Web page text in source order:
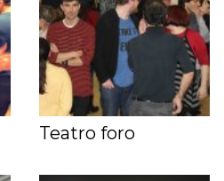
Teatro foro